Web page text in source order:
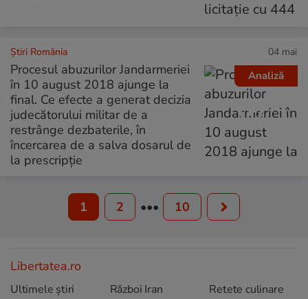
Analiză
Știri România 04 mai
Procesul abuzurilor Jandarmeriei
în 10 august 2018 ajunge la
final. Ce efecte a generat decizia
judecătorului militar de a
restrânge dezbaterile, în
încercarea de a salva dosarul de
la prescripție
1 2 ••• 10
Libertatea.ro
Ultimele știri
Război Iran
Retete culinare